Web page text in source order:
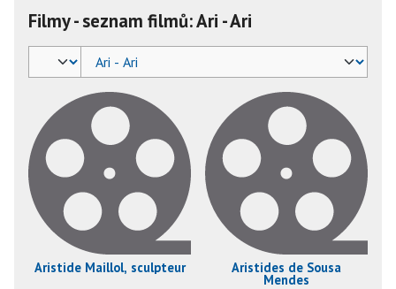
Filmy - seznam filmů: Ari - Ari
Aristide Maillol, sculpteur Aristides de Sousa
Mendes